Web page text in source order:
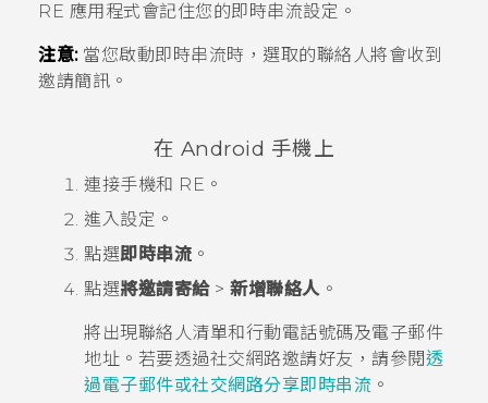
RE 應用程式會記住您的即時串流設定。
注意:當您啟動即時串流時，選取的聯絡人將會收到
邀請簡訊。
在 Android 手機上
連接手機和 RE 。
進入設定。
點選即時串流 。
點選將邀請寄給> 新增聯絡人 。
將出現聯絡人清單和行動電話號碼及電子郵件
地址。若要透過社交網路邀請好友，請參閱透
過電子郵件或社交網路分享即時串流 。